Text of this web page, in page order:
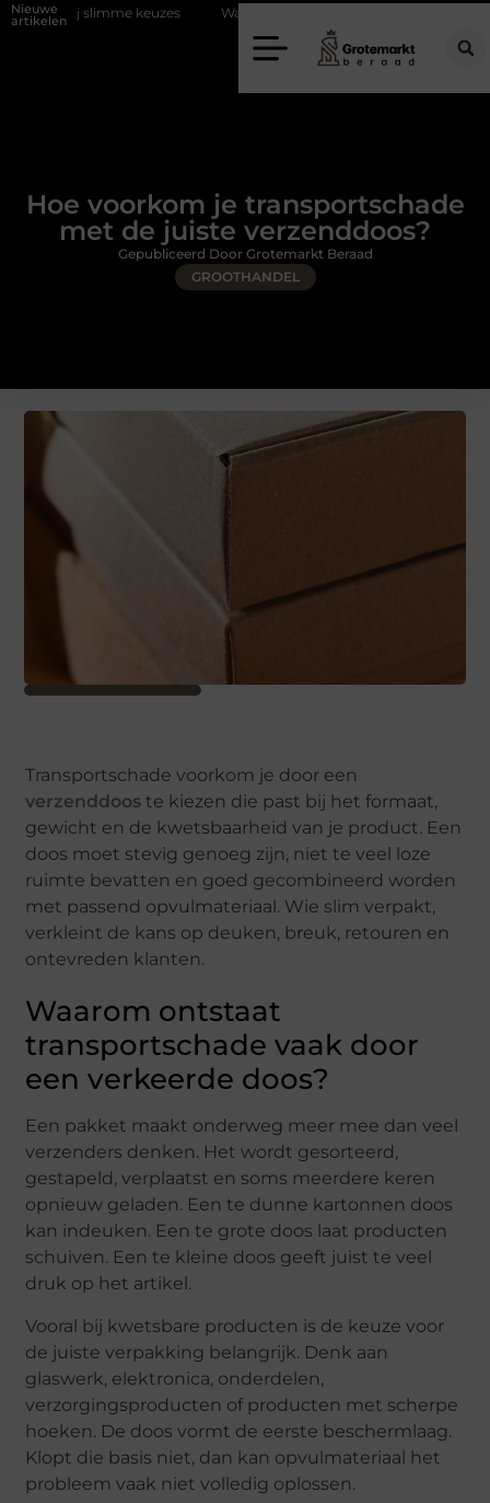
Nieuwe
artikelen
keuzes Waarom kiezen voor een rijschool in Utrecht?
Hoe voorkom je transportschade
met de juiste verzenddoos?
GROOTHANDEL
Gepubliceerd Door Grotemarkt Beraad
Transportschade voorkom je door een
verzenddoos te kiezen die past bij het formaat,
gewicht en de kwetsbaarheid van je product. Een
doos moet stevig genoeg zijn, niet te veel loze
ruimte bevatten en goed gecombineerd worden
met passend opvulmateriaal. Wie slim verpakt,
verkleint de kans op deuken, breuk, retouren en
ontevreden klanten.
Waarom ontstaat
transportschade vaak door
een verkeerde doos?
Een pakket maakt onderweg meer mee dan veel
verzenders denken. Het wordt gesorteerd,
gestapeld, verplaatst en soms meerdere keren
opnieuw geladen. Een te dunne kartonnen doos
kan indeuken. Een te grote doos laat producten
schuiven. Een te kleine doos geeft juist te veel
druk op het artikel.
Vooral bij kwetsbare producten is de keuze voor
de juiste verpakking belangrijk. Denk aan
glaswerk, elektronica, onderdelen,
verzorgingsproducten of producten met scherpe
hoeken. De doos vormt de eerste beschermlaag.
Klopt die basis niet, dan kan opvulmateriaal het
probleem vaak niet volledig oplossen.